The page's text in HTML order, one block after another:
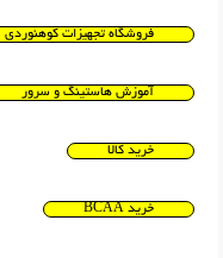
فروشگاه تجهیزات کوهنوردی
آموزش هاستینگ و سرور
خرید کالا
خرید BCAA